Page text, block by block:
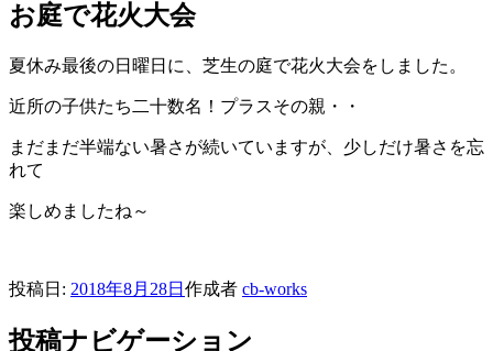
お庭で花火大会
夏休み最後の日曜日に、芝生の庭で花火大会をしました。
近所の子供たち二十数名！プラスその親・・
まだまだ半端ない暑さが続いていますが、少しだけ暑さを忘
れて
楽しめましたね～
投稿日: 2018年8月28日 作成者 cb-works
投稿ナビゲーション